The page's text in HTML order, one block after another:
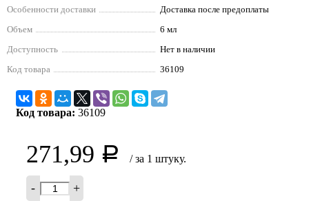
Особенности доставки
Доставка после предоплаты
Объем
6 мл
Доступность
Нет в наличии
Код товара
36109
Код товара: 36109
271,99 Р / за 1 штуку.
- +